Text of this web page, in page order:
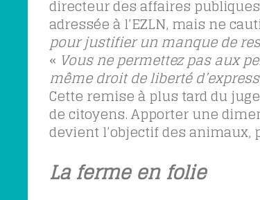
directeur des affaires
adressée à l’EZLN, mais ne
pour justifier un manque de
« Vous ne permettez pas aux
même droit de liberté
Cette remise à plus tard du
de citoyens. Apporter une
devient l’objectif des animaux,
La ferme en folie